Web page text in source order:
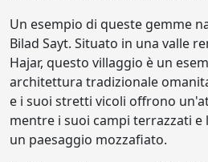
Un esempio di queste gemme
Bilad Sayt. Situato in una valle
Hajar, questo villaggio è un
architettura tradizionale
e i suoi stretti vicoli offrono
mentre i suoi campi terrazzati
un paesaggio mozzafiato.